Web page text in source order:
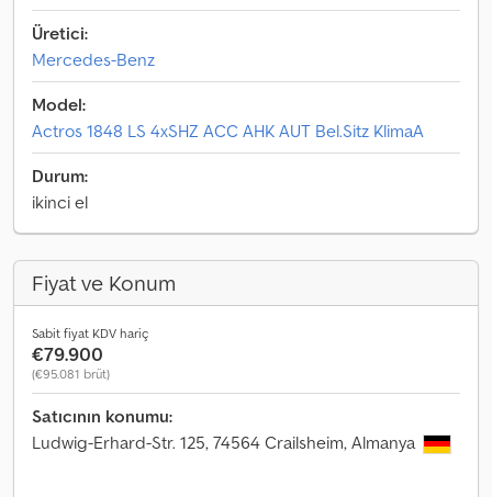
Üretici:
Mercedes-Benz
Model:
Actros 1848 LS 4xSHZ ACC AHK AUT Bel.Sitz KlimaA
Durum:
ikinci el
Fiyat ve Konum
Sabit fiyat KDV hariç
€79.900
(€95.081 brüt)
Satıcının konumu:
Ludwig-Erhard-Str. 125, 74564 Crailsheim, Almanya